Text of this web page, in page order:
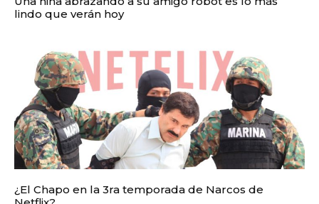
lindo que verán hoy
¿El Chapo en la 3ra temporada de Narcos de